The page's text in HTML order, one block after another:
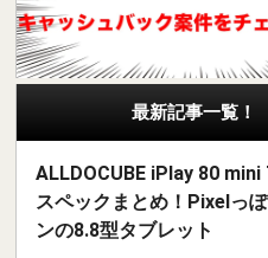
最新記事一覧！
ALLDOCUBE iPlay 80
スペックまとめ！Pixelっ
ンの8.8型タブレット